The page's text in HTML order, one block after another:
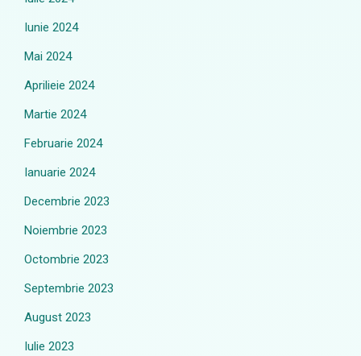
Iunie 2024
Mai 2024
Aprilieie 2024
Martie 2024
Februarie 2024
Ianuarie 2024
Decembrie 2023
Noiembrie 2023
Octombrie 2023
Septembrie 2023
August 2023
Iulie 2023